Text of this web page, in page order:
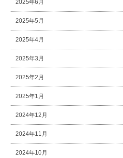
2025年6月
2025年5月
2025年4月
2025年3月
2025年2月
2025年1月
2024年12月
2024年11月
2024年10月